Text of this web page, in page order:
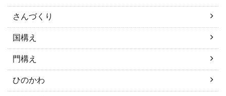
さんづくり
国構え
門構え
ひのかわ